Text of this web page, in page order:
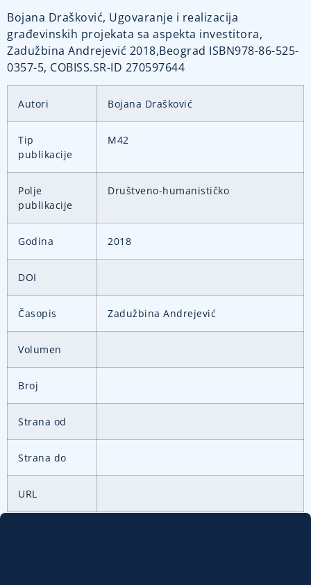
Bojana Drašković, Ugovaranje i realizacija
građevinskih projekata sa aspekta investitora,
Zadužbina Andrejević 2018,Beograd ISBN978-86-525-
0357-5, COBISS.SR-ID 270597644
Autori Bojana Drašković
Tip
publikacije
M42
Polje
publikacije
Društveno-humanističko
Godina 2018
DOI
Časopis Zadužbina Andrejević
Volumen
Broj
Strana od
Strana do
URL